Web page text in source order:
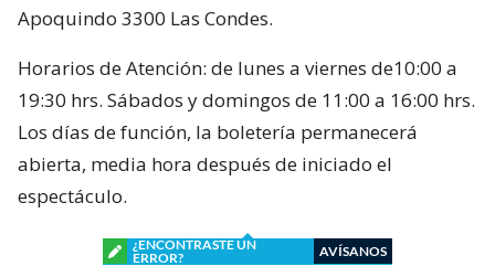
Apoquindo 3300 Las Condes.
Horarios de Atención: de lunes a viernes de10:00 a
19:30 hrs. Sábados y domingos de 11:00 a 16:00 hrs.
Los días de función, la boletería permanecerá
abierta, media hora después de iniciado el
espectáculo.
¿ENCONTRASTE UN
ERROR?
AVÍSANOS